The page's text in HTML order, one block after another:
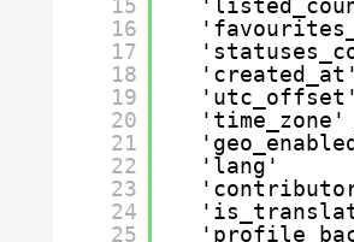
15
16
17
18
19
20
21
22
23
24
25
'created_at'
'utc_offset'
'time_zone'
'lang'